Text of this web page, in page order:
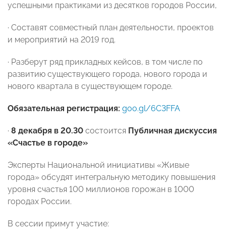
успешными практиками из десятков городов России,
· Составят совместный план деятельности, проектов
и мероприятий на 2019 год.
· Разберут ряд прикладных кейсов, в том числе по
развитию существующего города, нового города и
нового квартала в существующем городе.
Обязательная регистрация: goo.gl/6C3FFA
· 8 декабря в 20.30 состоится Публичная дискуссия
«Счастье в городе»
Эксперты Национальной инициативы «Живые
города» обсудят интегральную методику повышения
уровня счастья 100 миллионов горожан в 1000
городах России.
В сессии примут участие: